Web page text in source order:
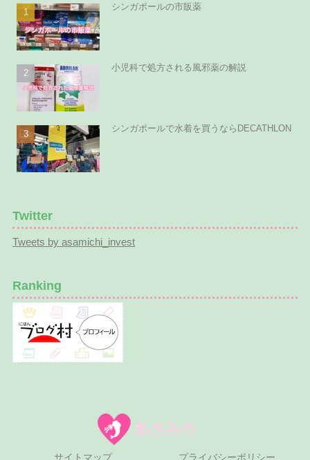
シンガポールの市販薬
小児科で処方される風邪薬の解説
シンガポールで水着を買うならDECATHLON
Twitter
Tweets by asamichi_invest
Ranking
サイトマップ プライバシーポリシー